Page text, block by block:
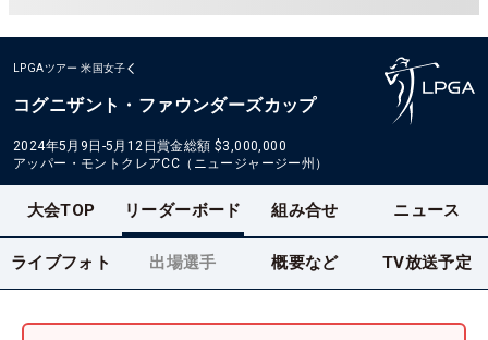
LPGAツアー 米国女子
コグニザント・ファウンダーズカップ
2024年5月9日-5月12日賞金総額 $3,000,000
アッパー・モントクレアCC（ニュージャージー州）
大会TOP リーダーボード 組み合せ ニュース
ライブフォト 出場選手 概要など TV放送予定